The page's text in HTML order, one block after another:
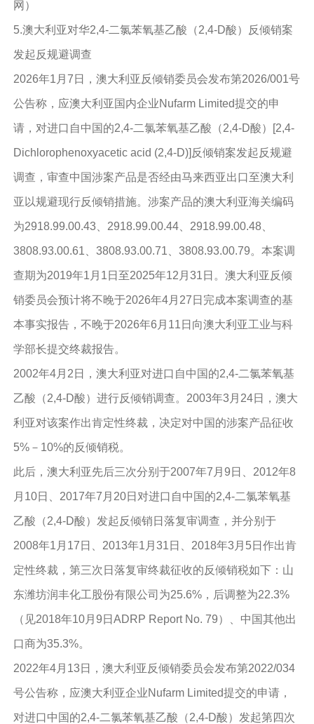
网）
5.澳大利亚对华2,4-二氯苯氧基乙酸（2,4-D酸）反倾销案
发起反规避调查
2026年1月7日，澳大利亚反倾销委员会发布第2026/001号
公告称，应澳大利亚国内企业Nufarm Limited提交的申
请，对进口自中国的2,4-二氯苯氧基乙酸（2,4-D酸）[2,4-
Dichlorophenoxyacetic acid (2,4-D)]反倾销案发起反规避
调查，审查中国涉案产品是否经由马来西亚出口至澳大利
亚以规避现行反倾销措施。涉案产品的澳大利亚海关编码
为2918.99.00.43、2918.99.00.44、2918.99.00.48、
3808.93.00.61、3808.93.00.71、3808.93.00.79。本案调
查期为2019年1月1日至2025年12月31日。澳大利亚反倾
销委员会预计将不晚于2026年4月27日完成本案调查的基
本事实报告，不晚于2026年6月11日向澳大利亚工业与科
学部长提交终裁报告。
2002年4月2日，澳大利亚对进口自中国的2,4-二氯苯氧基
乙酸（2,4-D酸）进行反倾销调查。2003年3月24日，澳大
利亚对该案作出肯定性终裁，决定对中国的涉案产品征收
5%－10%的反倾销税。
此后，澳大利亚先后三次分别于2007年7月9日、2012年8
月10日、2017年7月20日对进口自中国的2,4-二氯苯氧基
乙酸（2,4-D酸）发起反倾销日落复审调查，并分别于
2008年1月17日、2013年1月31日、2018年3月5日作出肯
定性终裁，第三次日落复审终裁征收的反倾销税如下：山
东潍坊润丰化工股份有限公司为25.6%，后调整为22.3%
（见2018年10月9日ADRP Report No. 79）、中国其他出
口商为35.3%。
2022年4月13日，澳大利亚反倾销委员会发布第2022/034
号公告称，应澳大利亚企业Nufarm Limited提交的申请，
对进口中国的2,4-二氯苯氧基乙酸（2,4-D酸）发起第四次